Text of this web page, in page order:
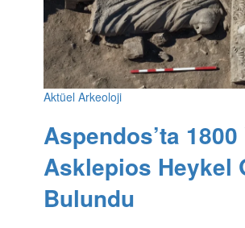
Aktüel Arkeoloji
Aspendos’ta 1800
Asklepios Heykel
Bulundu